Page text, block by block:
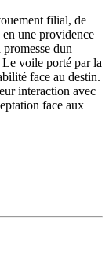
filial, de
une providence
dun
voile porté par la
face au destin.
interaction avec
face aux